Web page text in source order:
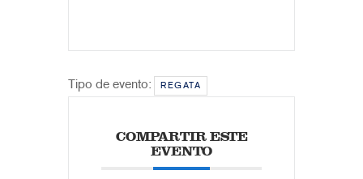
Tipo de evento: REGATA
COMPARTIR ESTE
EVENTO